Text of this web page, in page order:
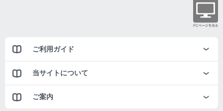
ご利用ガイド
当サイトについて
ご案内